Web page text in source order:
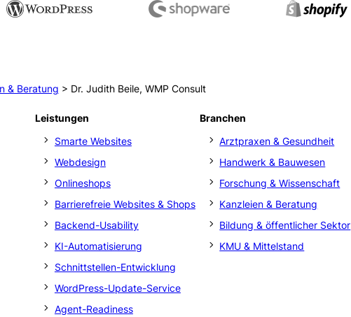
& Beratung > Dr. Judith Beile, WMP Consult
Leistungen
Smarte Websites
Webdesign
Onlineshops
Barrierefreie Websites & Shops
Backend-Usability
KI-Automatisierung
Schnittstellen-Entwicklung
WordPress-Update-Service
Agent-Readiness
Branchen
Arztpraxen & Gesundheit
Handwerk & Bauwesen
Forschung & Wissenschaft
Kanzleien & Beratung
Bildung & öffentlicher Sektor
KMU & Mittelstand